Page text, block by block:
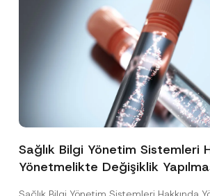
Sağlık Bilgi Yönetim Sistemleri
Yönetmelikte Değişiklik